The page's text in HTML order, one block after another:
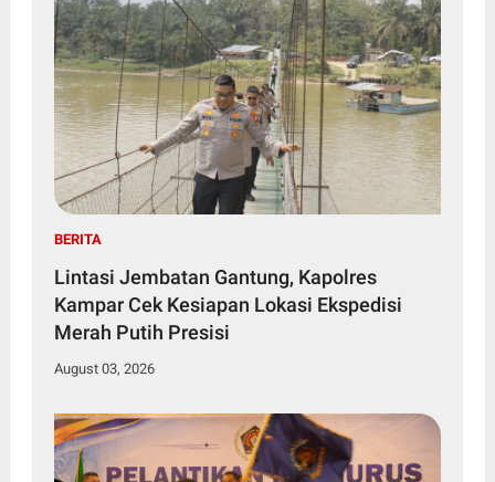
BERITA
Lintasi Jembatan Gantung, Kapolres
Kampar Cek Kesiapan Lokasi Ekspedisi
Merah Putih Presisi
August 03, 2026